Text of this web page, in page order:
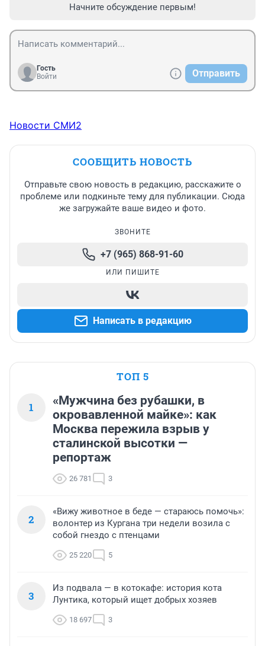
Начните обсуждение первым!
Гость
Войти
Отправить
Новости СМИ2
СООБЩИТЬ НОВОСТЬ
Отправьте свою новость в редакцию, расскажите о
проблеме или подкиньте тему для публикации. Сюда
же загружайте ваше видео и фото.
ЗВОНИТЕ
+7 (965) 868-91-60
ИЛИ ПИШИТЕ
Написать в редакцию
ТОП 5
1
«Мужчина без рубашки, в
окровавленной майке»: как
Москва пережила взрыв у
сталинской высотки —
репортаж
26 781 3
2
«Вижу животное в беде — стараюсь помочь»:
волонтер из Кургана три недели возила с
собой гнездо с птенцами
25 220 5
3
Из подвала — в котокафе: история кота
Лунтика, который ищет добрых хозяев
18 697 3